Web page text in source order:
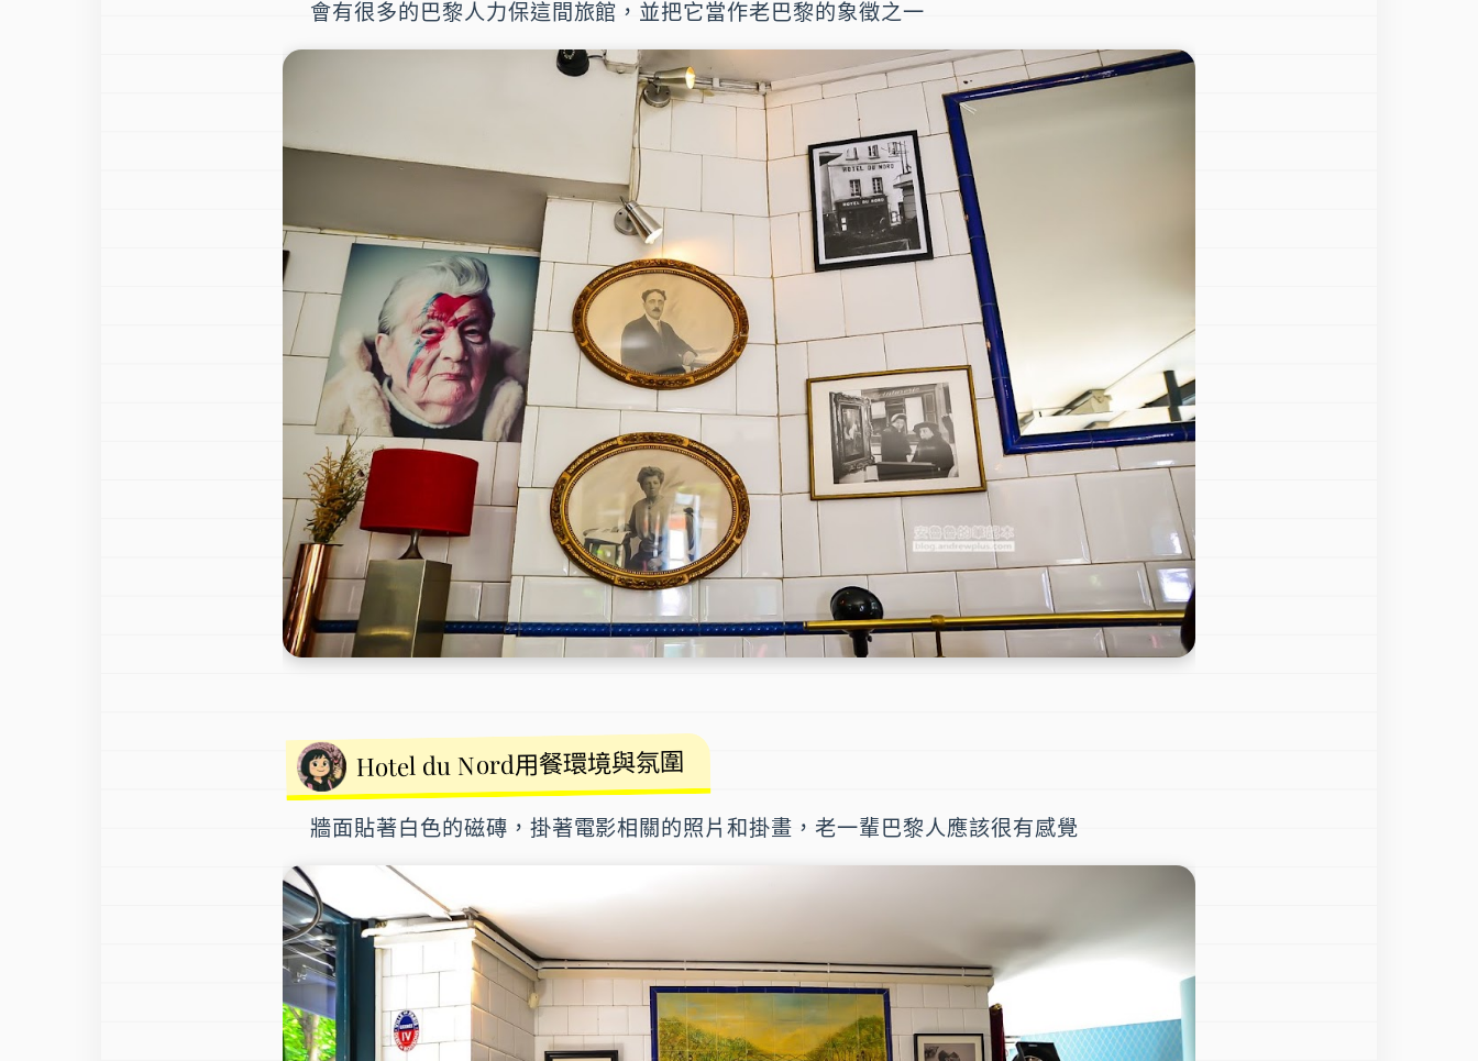
會有很多的巴黎人力保這間旅館，並把它當作老巴黎的象徵之一
Hotel du Nord用餐環境與氛圍
牆面貼著白色的磁磚，掛著電影相關的照片和掛畫，老一輩 巴黎人應該很有感覺